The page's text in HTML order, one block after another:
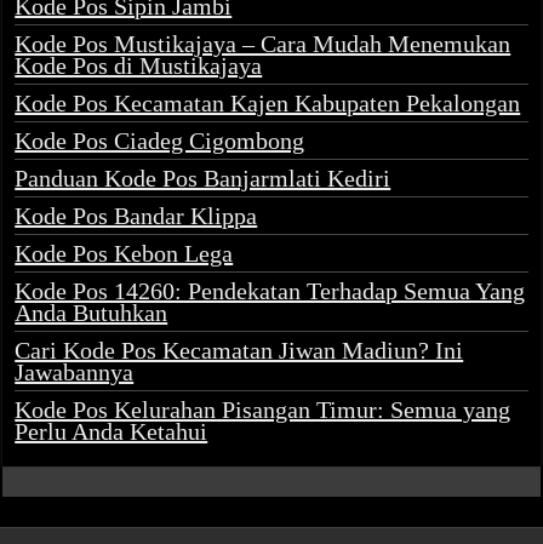
Kode Pos Sipin Jambi
Kode Pos Mustikajaya – Cara Mudah Menemukan
Kode Pos di Mustikajaya
Kode Pos Kecamatan Kajen Kabupaten Pekalongan
Kode Pos Ciadeg Cigombong
Panduan Kode Pos Banjarmlati Kediri
Kode Pos Bandar Klippa
Kode Pos Kebon Lega
Kode Pos 14260: Pendekatan Terhadap Semua Yang
Anda Butuhkan
Cari Kode Pos Kecamatan Jiwan Madiun? Ini
Jawabannya
Kode Pos Kelurahan Pisangan Timur: Semua yang
Perlu Anda Ketahui